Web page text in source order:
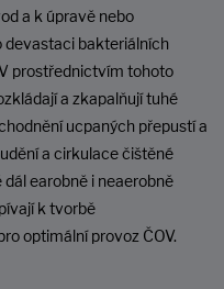
a k úpravě nebo
devastaci bakteriálních
prostřednictvím tohoto
a zkapalňují tuhé
ucpaných přepustí a
a cirkulace čištěné
earobně i neaerobně
k tvorbě
optimální provoz ČOV.